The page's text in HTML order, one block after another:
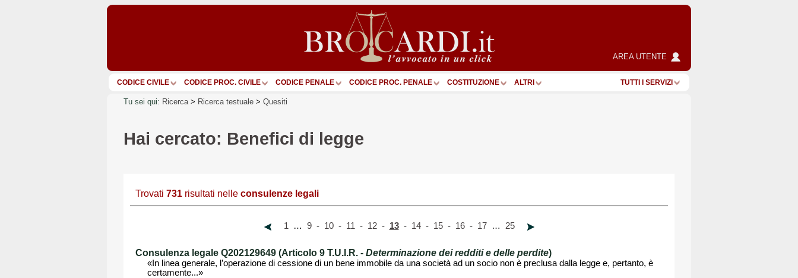
AREA UTENTE
CODICE CIVILE CODICE PROC. CIVILE CODICE PENALE CODICE PROC. PENALE COSTITUZIONE ALTRI TUTTI I SERVIZI
Tu sei qui: Ricerca> Ricerca testuale > Quesiti
Hai cercato: Benefici di legge
Trovati 731 risultati nelle consulenze legali
1 … 9 - 10 - 11 - 12 - 13 - 14 - 15 - 16 - 17 … 25
Consulenza legale Q202129649 (Articolo 9 T.U.I.R. - Determinazione dei redditi e delle perdite)
«In linea generale, l’operazione di cessione di un bene immobile da una società ad un socio non è preclusa dalla legge e, pertanto, è
certamente...»